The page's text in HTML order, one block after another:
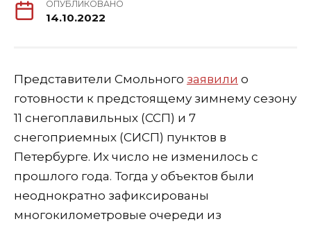
ОПУБЛИКОВАНО
14.10.2022
Представители Смольного заявили о
готовности к предстоящему зимнему сезону
11 снегоплавильных (ССП) и 7
снегоприемных (СИСП) пунктов в
Петербурге. Их число не изменилось с
прошлого года. Тогда у объектов были
неоднократно зафиксированы
многокилометровые очереди из